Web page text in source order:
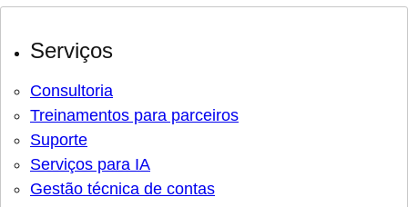
Serviços
Consultoria
Treinamentos para parceiros
Suporte
Serviços para IA
Gestão técnica de contas